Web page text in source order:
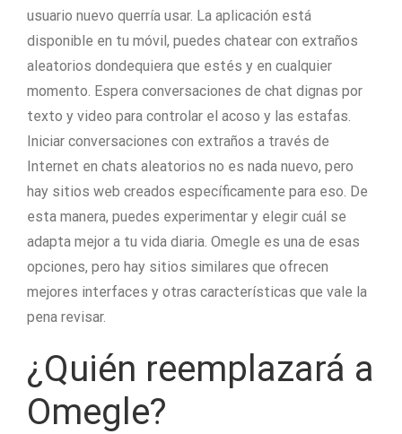
usuario nuevo querría usar. La aplicación está
disponible en tu móvil, puedes chatear con extraños
aleatorios dondequiera que estés y en cualquier
momento. Espera conversaciones de chat dignas por
texto y video para controlar el acoso y las estafas.
Iniciar conversaciones con extraños a través de
Internet en chats aleatorios no es nada nuevo, pero
hay sitios web creados específicamente para eso. De
esta manera, puedes experimentar y elegir cuál se
adapta mejor a tu vida diaria. Omegle es una de esas
opciones, pero hay sitios similares que ofrecen
mejores interfaces y otras características que vale la
pena revisar.
¿Quién reemplazará a
Omegle?